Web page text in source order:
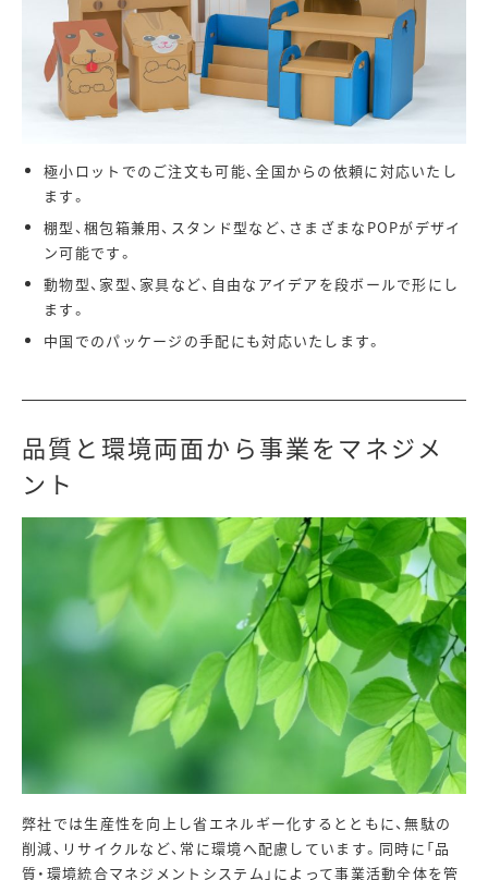
極小ロットでのご注文も可能、全国からの依頼に対応いたし
ます。
棚型、梱包箱兼用、スタンド型など、さまざまなPOPがデザイ
ン可能です。
動物型、家型、家具など、自由なアイデアを段ボールで形にし
ます。
中国でのパッケージの手配にも対応いたします。
品質と環境両面から事業をマネジメ
ント
弊社では生産性を向上し省エネルギー化するとともに、無駄の
削減、リサイクルなど、常に環境へ配慮しています。同時に「品
質・環境統合マネジメントシステム」によって事業活動全体を管